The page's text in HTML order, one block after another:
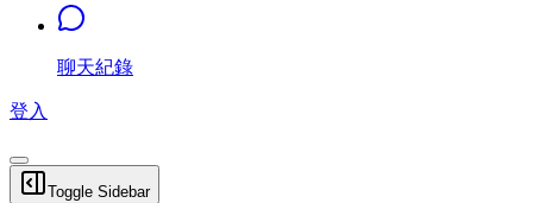
聊天紀錄
登入
Toggle Sidebar